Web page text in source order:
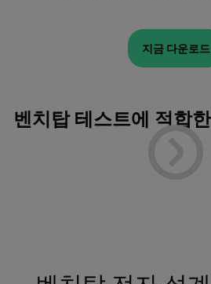
지금 다운로드
벤치탑 테스트에 적합